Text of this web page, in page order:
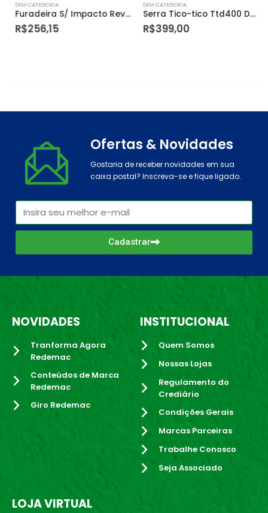
SEM CATEGORIA
Furadeira S/ Impacto Reversivel Fsd450 3/8 220v Dwt
R$256,15
SEM CATEGORIA
Serra Tico-tico Ttd400 Dwt
R$399,00
Ofertas & Novidades
Gostaria de receber novidades em sua
caixa postal? Inscreva-se e fique ligado.
Cadastrar
NOVIDADES
Tranforma Agora
Redemac
Conteúdos de Marca
Redemac
Giro Redemac
INSTITUCIONAL
Quem Somos
Nossas Lojas
Regulamento do
Crediário
Condições Gerais
Marcas Parceiras
Trabalhe Conosco
Seja Associado
LOJA VIRTUAL